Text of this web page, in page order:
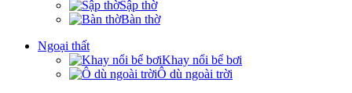
Sập thờ
Bàn thờ
Ngoại thất
Khay nổi bể bơi
Ô dù ngoài trời